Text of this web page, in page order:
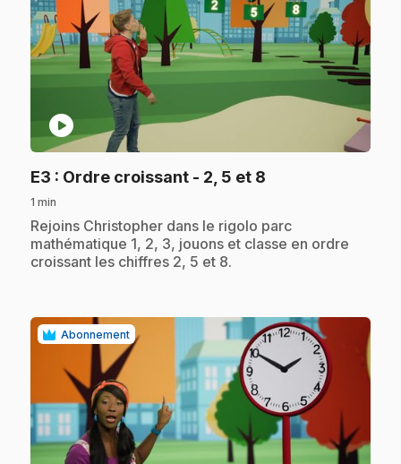
play_circle
E3 : Ordre croissant - 2, 5 et 8
1 min
.Rejoins Christopher dans le rigolo parc
mathématique 1, 2, 3, jouons et classe en ordre
croissant les chiffres 2, 5 et 8.
Abonnement